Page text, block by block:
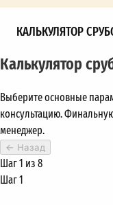
КАЛЬКУЛЯТОР
Калькулятор
Выберите основные
консультацию.
менеджер.
← Назад
Шаг 1 из 8
Шаг 1